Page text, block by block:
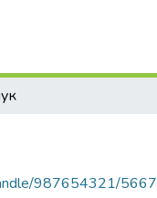
987654321/5667